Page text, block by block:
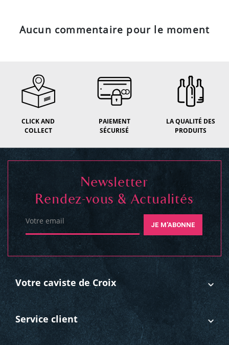
Aucun commentaire pour le moment
CLICK AND
COLLECT
PAIEMENT
SÉCURISÉ
LA QUALITÉ DES
PRODUITS
Votre caviste de Croix
Service client
Newsletter
Rendez-vous & Actualités
Votre email JE M'ABONNE